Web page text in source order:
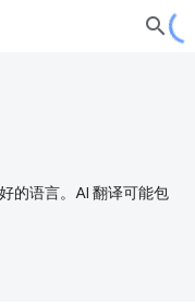
的语言。AI 翻译可能包